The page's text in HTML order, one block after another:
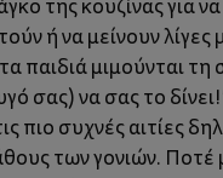
της κουζίνας για
ή να μείνουν λίγες
παιδιά μιμούνται
σας) να σας το
πιο συχνές αιτίες
των γονιών. Ποτέ